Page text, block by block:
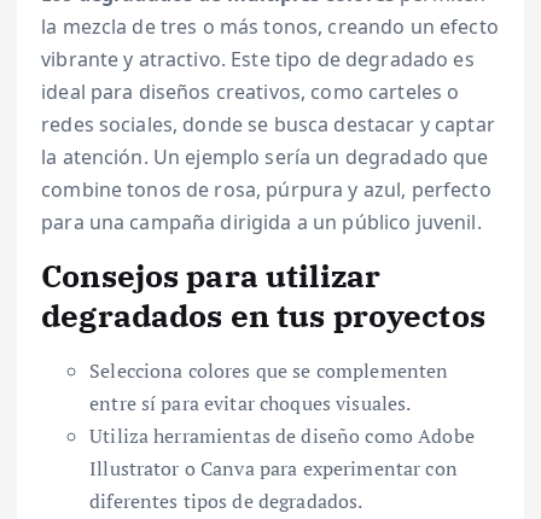
la mezcla de tres o más tonos, creando un efecto
vibrante y atractivo. Este tipo de degradado es
ideal para diseños creativos, como carteles o
redes sociales, donde se busca destacar y captar
la atención. Un ejemplo sería un degradado que
combine tonos de rosa, púrpura y azul, perfecto
para una campaña dirigida a un público juvenil.
Consejos para utilizar
degradados en tus proyectos
Selecciona colores que se complementen
entre sí para evitar choques visuales.
Utiliza herramientas de diseño como Adobe
Illustrator o Canva para experimentar con
diferentes tipos de degradados.